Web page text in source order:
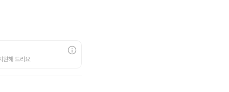
원해 드리요.